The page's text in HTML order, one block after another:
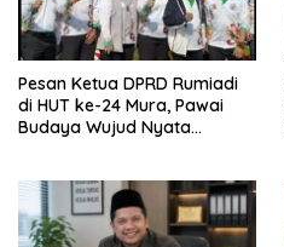
Pesan Ketua DPRD Rumiadi
di HUT ke-24 Mura, Pawai
Budaya Wujud Nyata